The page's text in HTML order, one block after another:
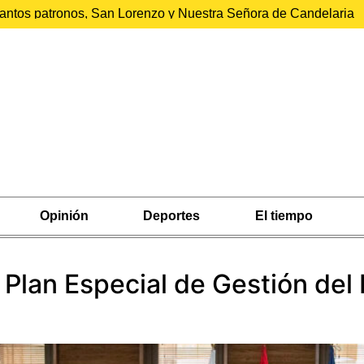
patronos, San Lorenzo y Nuestra Señora de Candelaria
Opinión Deportes El tiempo
Especial de Gestión